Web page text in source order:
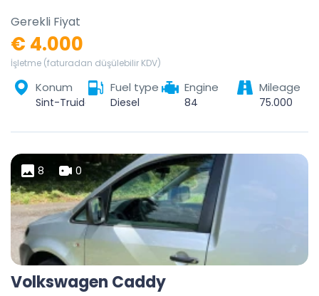
Gerekli Fiyat
€ 4.000
İşletme (faturadan düşülebilir KDV)
Konum Fuel type
Diesel
Engine
84
Mileage
75.000
8 0
Volkswagen Caddy